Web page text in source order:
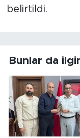
belirtildi.
Bunlar da